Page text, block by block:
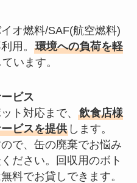
オ燃料/SAF(航空燃料)
用。 環境への負荷を軽
います。
ビス
ト対応まで、 飲食店様
ビスを提供します。
で、缶の廃棄でお悩み
ださい。回収用のボト
料でお貸しできます。